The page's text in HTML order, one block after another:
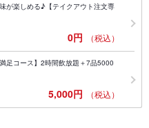
が楽しめる♪【テイクアウト注文専
0円 （税込）
足コース】2時間飲放題＋7品5000
5,000円 （税込）